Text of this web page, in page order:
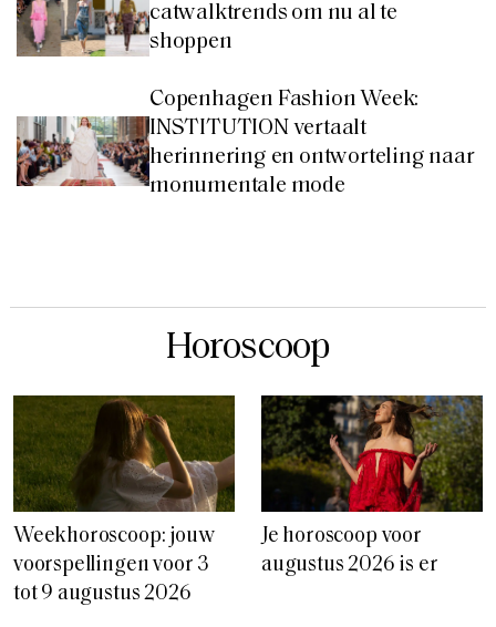
catwalktrends om nu al te
shoppen
Copenhagen Fashion Week:
INSTITUTION vertaalt
herinnering en ontworteling naar
monumentale mode
Horoscoop
Weekhoroscoop: jouw
voorspellingen voor 3
tot 9 augustus 2026
Je horoscoop voor
augustus 2026 is er